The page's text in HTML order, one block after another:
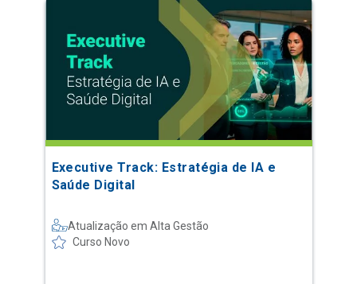
Executive Track: Estratégia de IA e
Saúde Digital
Atualização em Alta Gestão
Curso Novo